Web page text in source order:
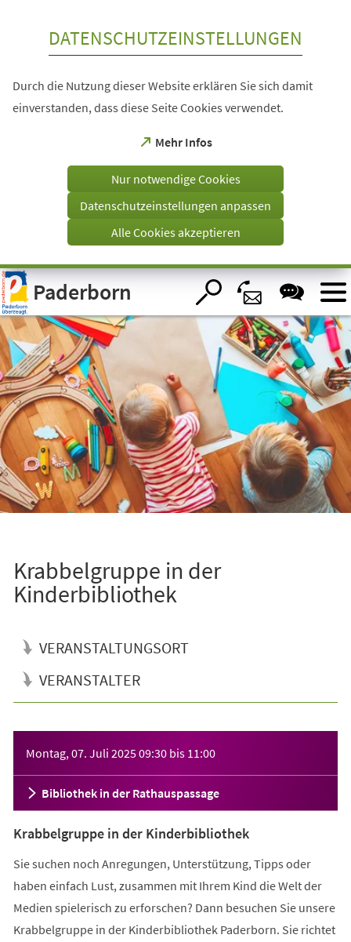
Visuelle
Assistenzsoftware
öffnen.
DATENSCHUTZEINSTELLUNGEN
Durch die Nutzung dieser Website erklären Sie sich damit
einverstanden, dass diese Seite Cookies verwendet.
Mehr Infos
(Öffnet
einem
Tab)
Nur notwendige Cookies
Datenschutzeinstellungen anpassen
Alle Cookies akzeptieren
Paderborn
Krabbelgruppe in der
Kinderbibliothek
VERANSTALTUNGSORT
VERANSTALTER
Montag, 07. Juli 202509:30 bis 11:00
Bibliothek in der Rathauspassage
Krabbelgruppe in der Kinderbibliothek
Sie suchen noch Anregungen, Unterstützung, Tipps oder
haben einfach Lust, zusammen mit Ihrem Kind die Welt der
Medien spielerisch zu erforschen? Dann besuchen Sie unsere
Krabbelgruppe in der Kinderbibliothek Paderborn. Sie richtet